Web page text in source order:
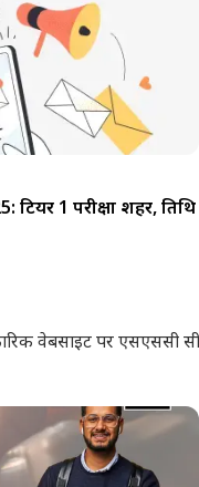
1 परीक्षा शहर, तिथि
वेबसाइट पर एसएससी